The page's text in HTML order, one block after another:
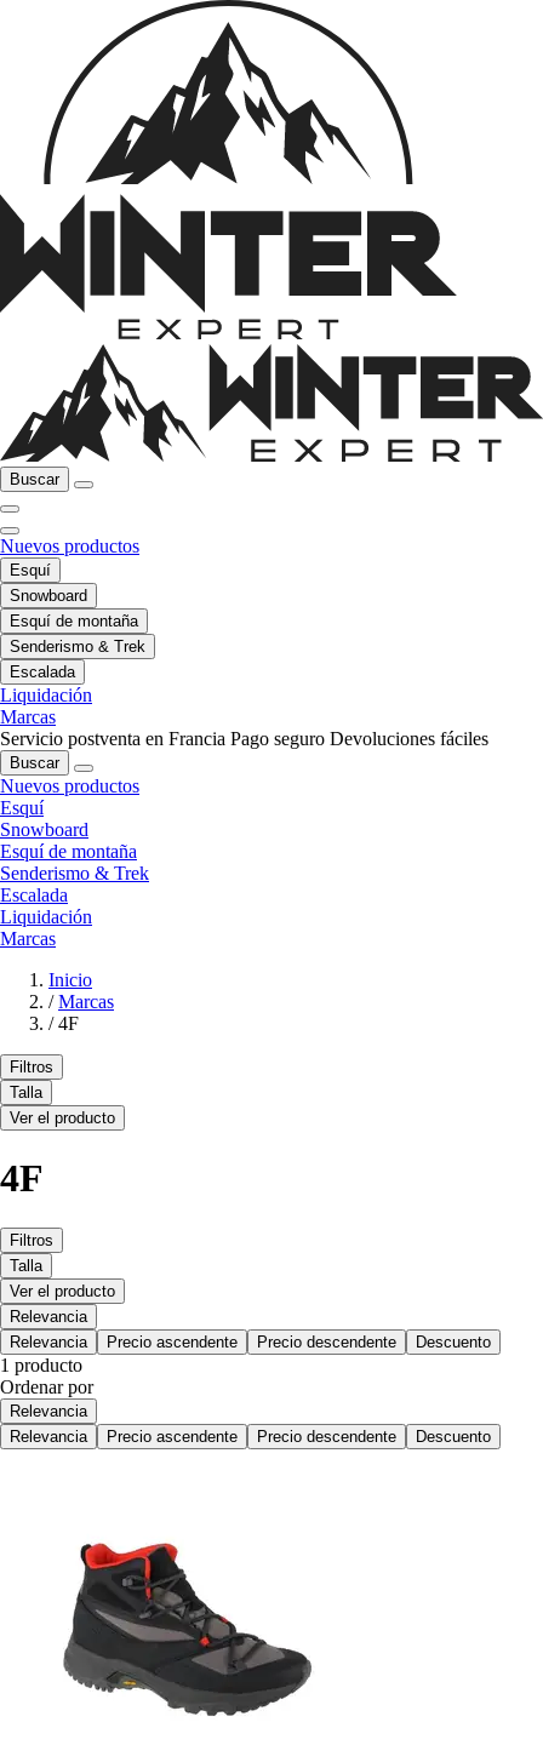
Buscar
Nuevos productos
Esquí
Snowboard
Esquí de montaña
Senderismo & Trek
Escalada
Liquidación
Marcas
Servicio postventa en Francia Pago seguro Devoluciones fáciles
Buscar
Nuevos productos
Esquí
Snowboard
Esquí de montaña
Senderismo & Trek
Escalada
Liquidación
Marcas
Inicio
/ Marcas
/ 4F
Filtros
Talla
Ver el producto
4F
Filtros
Talla
Ver el producto
Relevancia
Relevancia
Precio ascendente Precio descendente Descuento
1 producto
Ordenar por
Relevancia
Relevancia
Precio ascendente Precio descendente Descuento